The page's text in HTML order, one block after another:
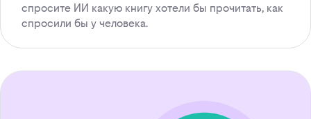
спросите ИИ какую книгу хотели бы прочитать, как
спросили бы у человека.